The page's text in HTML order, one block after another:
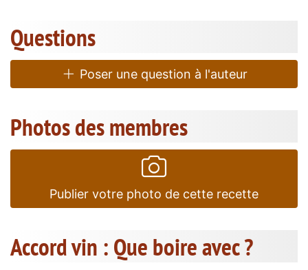
Questions
Poser une question à l'auteur
Photos des membres
Publier votre photo de cette recette
Accord vin : Que boire avec ?